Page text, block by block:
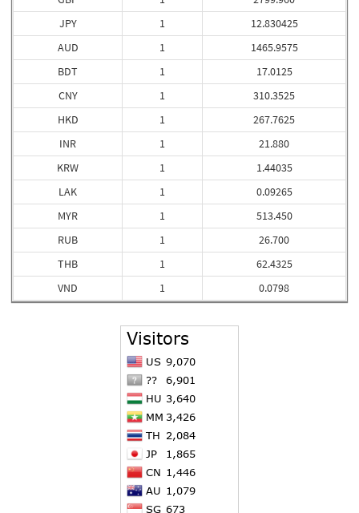
JPY
AUD
BDT
CNY
HKD
INR
KRW
LAK
MYR
RUB
THB
VND
1
1
1
1
1
1
1
1
1
1
1
1
12.830425
1465.9575
17.0125
310.3525
267.7625
21.880
1.44035
0.09265
513.450
26.700
62.4325
0.0798